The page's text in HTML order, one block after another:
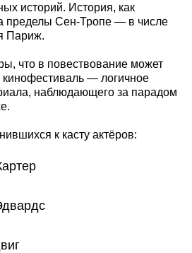
историй. История, как
пределы Сен-Тропе — в числе
Париж.
что в повествование может
кинофестиваль — логичное
наблюдающего за парадом
к касту актёров: